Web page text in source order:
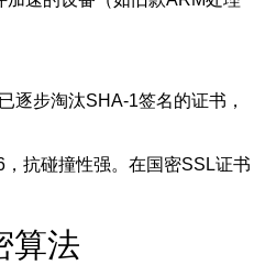
逐步淘汰SHA-1签名的证书，
抗碰撞性强。在国密SSL证书
算法